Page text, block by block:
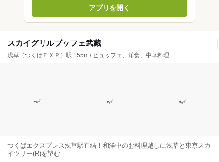
アプリを開く
スカイグリルブッフェ武藏
浅草（つくばＥＸＰ）駅 155m / ビュッフェ、洋食、中華料理
つくばエクスプレス浅草駅直結！和洋中のお料理越しに浅草と東京スカ
イツリー(R)を望む